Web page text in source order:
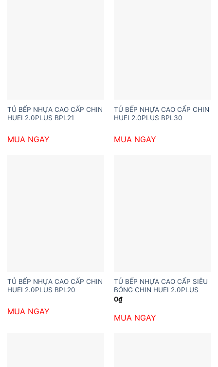
TỦ BẾP NHỰA CAO CẤP CHIN
HUEI 2.0PLUS BPL21
MUA NGAY
TỦ BẾP NHỰA CAO CẤP CHIN
HUEI 2.0PLUS BPL30
MUA NGAY
TỦ BẾP NHỰA CAO CẤP CHIN
HUEI 2.0PLUS BPL20
MUA NGAY
TỦ BẾP NHỰA CAO CẤP SIÊU
BÓNG CHIN HUEI 2.0PLUS
0₫
MUA NGAY